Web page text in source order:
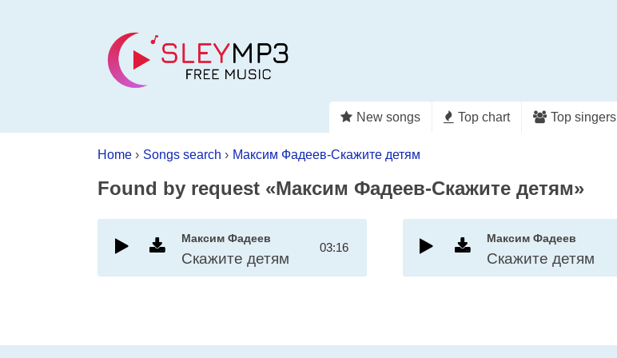
New songs Top chart Top singers
Home › Songs search › Максим Фадеев-Скажите детям
Found by request «Максим Фадеев-Скажите детям»
Максим Фадеев
Скажите детям
03:16
Максим Фадеев
Скажите детям